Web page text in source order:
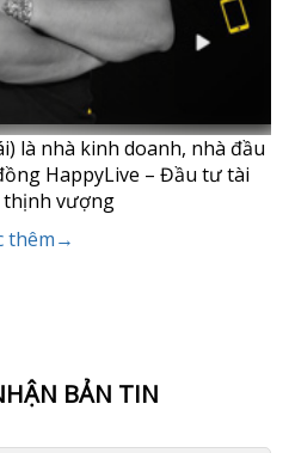
là nhà kinh doanh, nhà đầu
HappyLive – Đầu tư tài
thịnh vượng
thêm→
BẢN TIN